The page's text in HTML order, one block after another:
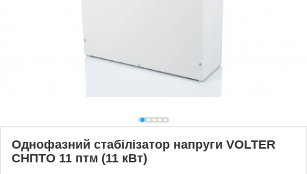
Однофазний стабілізатор напруги VOLTER
СНПТО 11 птм (11 кВт)